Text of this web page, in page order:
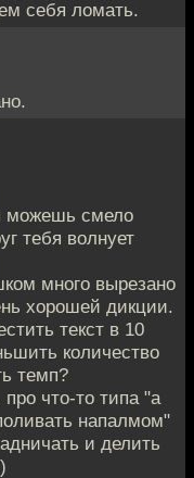
себя ломать.
можешь смело
тебя волнует
много вырезано
хорошей дикции.
текст в 10
количество
темп?
что-то типа "а
напалмом"
и делить